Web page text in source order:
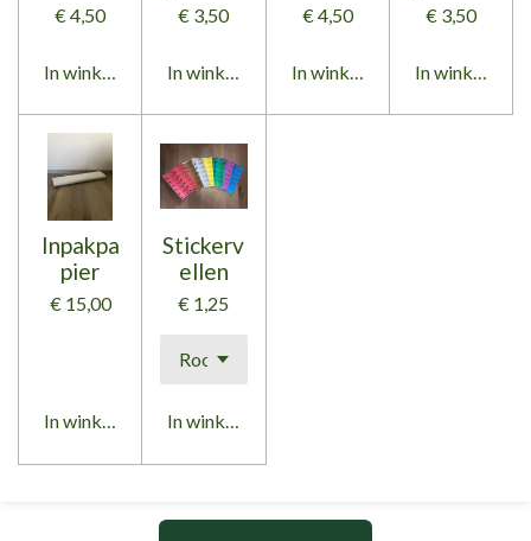
€ 4,50
In winkelwagen
€ 3,50
In winkelwagen
€ 4,50
In winkelwagen
€ 3,50
In
Inpakpa
pier
€ 15,00
In winkelwagen
Stickerv
ellen
€ 1,25
In winkelwagen